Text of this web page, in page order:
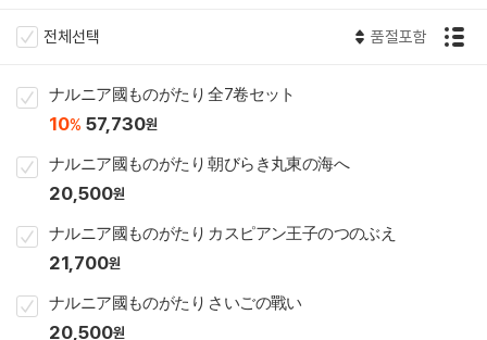
전체선택 품절포함
ナルニア國ものがたり 全7卷セット
10% 57,730원
ナルニア國ものがたり 朝びらき丸東の海へ
20,500원
ナルニア國ものがたり カスピアン王子のつのぶえ
21,700원
ナルニア國ものがたり さいごの戰い
20,500원